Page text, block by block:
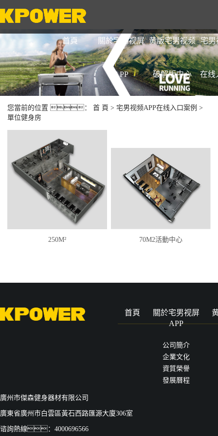
首頁 關於宅男视屏
APP
黄版宅男视频
破解版中心
宅男
在线
您當前的位置 ： 首 頁 > 宅男视频APP在线入口案例 >
單位健身房
250M² 70M2活動中心
首頁
關於宅男视屏
APP
公司簡介
企業文化
資質榮譽
發展曆程
廣州市傑森健身器材有限公司
廣東省廣州市白雲區黃石西路匯源大廈306室
谘詢熱線：4000696566